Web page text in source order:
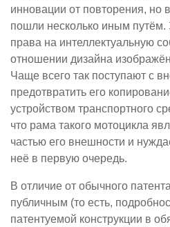
инновации от повторения, но
пошли несколько иным
права на интеллектуальную
отношении дизайна
Чаще всего так поступают с
предотвратить его
устройством транспортного
что рама такого мотоцикла
частью его внешности и
неё в первую очередь.
В отличие от обычного
публичным (то есть,
патентуемой конструкции в